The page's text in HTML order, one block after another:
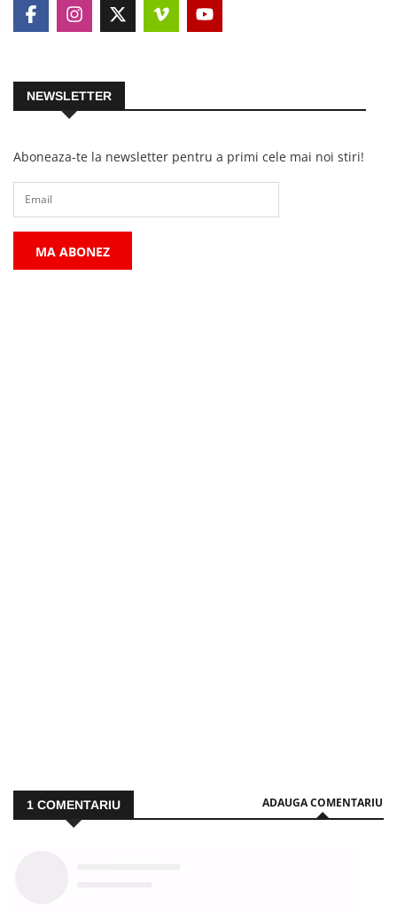
NEWSLETTER
Aboneaza-te la newsletter pentru a primi cele mai noi stiri!
MA ABONEZ
1 COMENTARIU ADAUGA COMENTARIU